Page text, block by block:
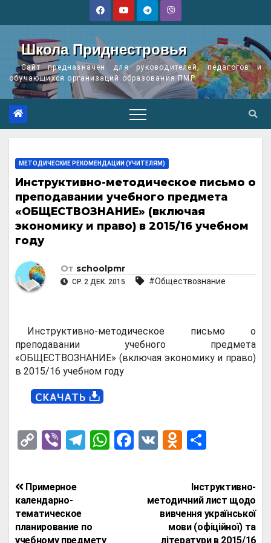
Школа Приднестровья
Сайт предназначен для руководителей, педагогов и
обучающихся организаций образования ПМР
МЕТОДИЧЕСКИЕ РЕКОМЕНДАЦИИ (УЧИТЕЛЯМ)
Инструктивно-методическое письмо о
преподавании учебного предмета
«ОБЩЕСТВОЗНАНИЕ» (включая
экономику и право) в 2015/16 учебном
году
От schoolpmr
СР. 2 ДЕК. 2015 #Обществознание
Инструктивно-методическое письмо о
преподавании учебного предмета
«ОБЩЕСТВОЗНАНИЕ» (включая экономику и право)
в 2015/16 учебном году
C
py
Li
n
k
Vi
er
T
m
W
F
V
O
n
o
kl
a
п
р
а
в
Навигация
по
записям
Інструктивно-
методичний лист щодо
вивчення української
мови (офіційної) та
літератури в 2015/16
Примерное
календарно-
тематическое
планирование по
учебному предмету